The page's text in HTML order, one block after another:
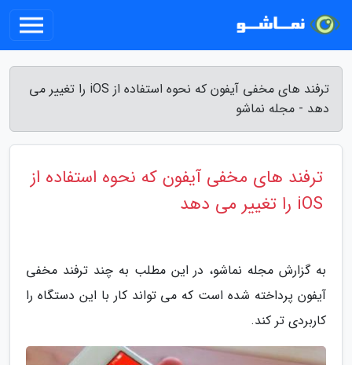
ترفند های مخفی آیفون که نحوه استفاده از iOS را تغییر می
دهد - مجله نماشو
ترفند های مخفی آیفون که نحوه استفاده از
iOS را تغییر می دهد
به گزارش مجله نماشو، در این مطلب به چند ترفند مخفی
آیفون پرداخته شده است که می تواند کار با این دستگاه را
کاربردی تر کند.